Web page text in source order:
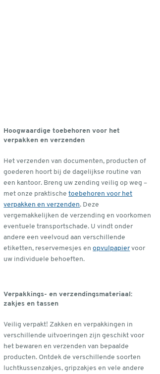
Hoogwaardige toebehoren voor het
verpakken en verzenden
Het verzenden van documenten, producten of
goederen hoort bij de dagelijkse routine van
een kantoor. Breng uw zending veilig op weg –
met onze praktischetoebehoren voor het
verpakken en verzenden. Deze
vergemakkelijken de verzending en voorkomen
eventuele transportschade. U vindt onder
andere een veelvoud aan verschillende
etiketten, reservemesjes enopvulpapiervoor
uw individuele behoeften.
Verpakkings- en verzendingsmateriaal:
zakjes en tassen
Veilig verpakt! Zakken en verpakkingen in
verschillende uitvoeringen zijn geschikt voor
het bewaren en verzenden van bepaalde
producten. Ontdek de verschillende soorten
luchtkussenzakjes, gripzakjes en vele andere